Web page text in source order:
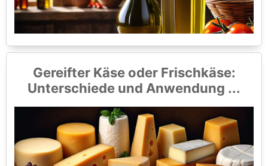
Gereifter Käse oder Frischkäse:
Unterschiede und Anwendung ...